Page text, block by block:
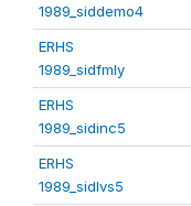
1989_siddemo4
ERHS
1989_sidfmly
ERHS
1989_sidinc5
ERHS
1989_sidlvs5